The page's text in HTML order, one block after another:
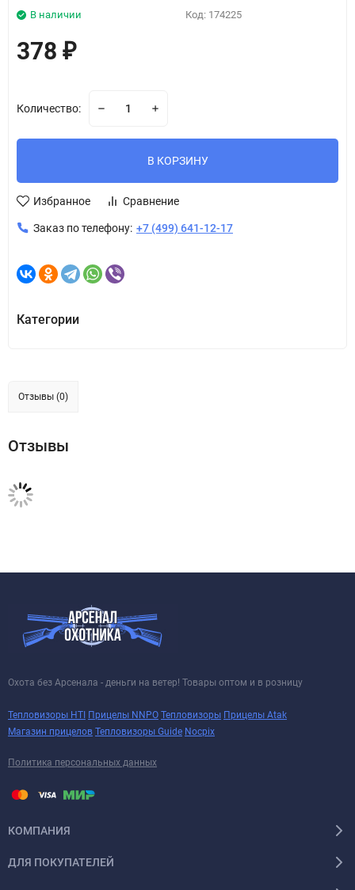
Код: 174225
В наличии
378 ₽
Количество:
В КОРЗИНУ
Избранное Сравнение
Заказ по телефону: +7 (499) 641-12-17
Категории
Отзывы (0)
Отзывы
Охота без Арсенала - деньги на ветер! Товары оптом и в розницу
Тепловизоры HTI Прицелы NNPO Тепловизоры Прицелы Atak
Магазин прицелов Тепловизоры Guide Nocpix
Политика персональных данных
КОМПАНИЯ
ДЛЯ ПОКУПАТЕЛЕЙ